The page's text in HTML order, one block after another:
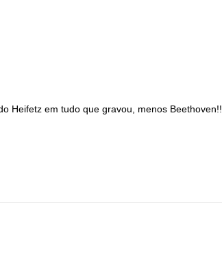
Heifetz em tudo que gravou, menos Beethoven!!